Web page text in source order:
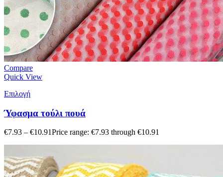
Compare
Quick View
Επιλογή
Ύφασμα τούλι πουά
€7.93 – €10.91Price range: €7.93 through €10.91